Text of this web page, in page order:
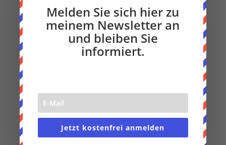
Dezember 2018
Oktober 2018
September 2018
August 2018
Juli 2018
Juni 2018
März 2018
Dezember 2017
November 2017
Melden Sie sich hier zu
meinem Newsletter an
und bleiben Sie
informiert.
Jetzt kostenfrei anmelden